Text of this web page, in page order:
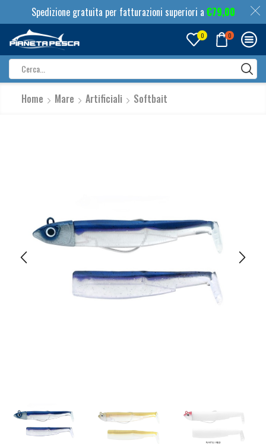
Spedizione gratuita per fatturazioni superiori a €79,00
0 0
input
Home Mare Artificiali Softbait